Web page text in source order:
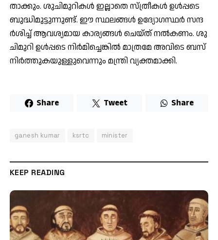
താ​ക്കും. ശു​ചി​മു​റി​ക​ൾ ഇ​ല്ലാ​തെ സ്ത്രീ​ക​ൾ ഉ​ൾ​പ്പ​ടെ
ബു​ദ്ധി​മു​ട്ടു​ന്നു​ണ്ട്. ഈ ​സ്ഥ​ല​ങ്ങ​ൾ ഉ​ദ്യോ​ഗ​സ്ഥ​ർ സ​ന്ദ​
ർ​ശി​ച്ച് ആ​വ​ശ്യ​മാ​യ കാ​ര്യ​ങ്ങ​ൾ ചെ​യ്ത് ന​ൽ​ക​ണം. ശു​
ചി​മു​റി ഉ​ൾ​പ്പ​ടെ നി​ർ​മി​ച്ചെ​ങ്കി​ൽ മാ​ത്ര​മേ അ​വി​ടെ ബ​സ്
നി​ർ​ത്തു​ക​യു​ള്ളു​വെ​ന്നും മ​ന്ത്രി വ്യ​ക്ത​മാ​ക്കി.
Share Tweet Share
ganesh kumar ksrtc minister
KEEP READING